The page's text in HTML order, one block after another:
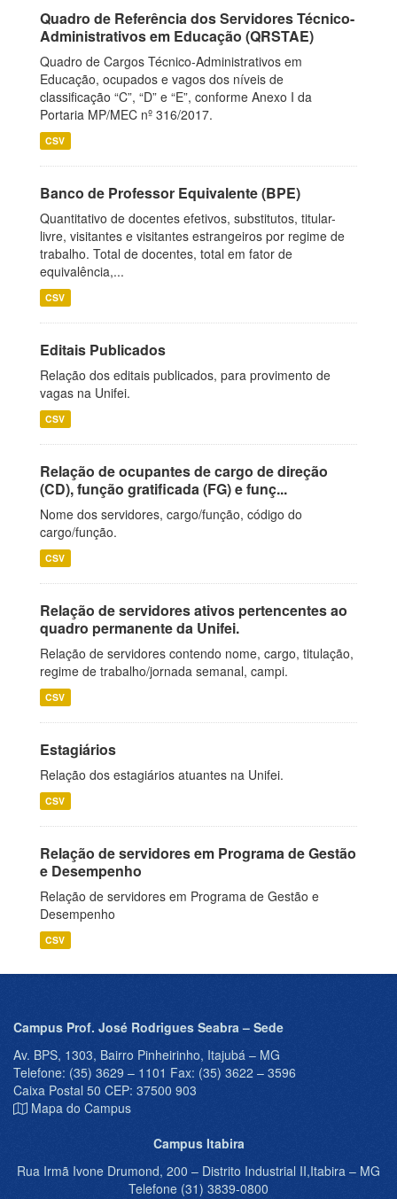
Quadro de Referência dos Servidores Técnico-
Administrativos em Educação (QRSTAE)
Quadro de Cargos Técnico-Administrativos em
Educação, ocupados e vagos dos níveis de
classificação “C”, “D” e “E”, conforme Anexo I da
Portaria MP/MEC nº 316/2017.
CSV
Banco de Professor Equivalente (BPE)
Quantitativo de docentes efetivos, substitutos, titular-
livre, visitantes e visitantes estrangeiros por regime de
trabalho. Total de docentes, total em fator de
equivalência,...
CSV
Editais Publicados
Relação dos editais publicados, para provimento de
vagas na Unifei.
CSV
Relação de ocupantes de cargo de direção
(CD), função gratificada (FG) e funç...
Nome dos servidores, cargo/função, código do
cargo/função.
CSV
Relação de servidores ativos pertencentes ao
quadro permanente da Unifei.
Relação de servidores contendo nome, cargo, titulação,
regime de trabalho/jornada semanal, campi.
CSV
Estagiários
Relação dos estagiários atuantes na Unifei.
CSV
Relação de servidores em Programa de Gestão
e Desempenho
Relação de servidores em Programa de Gestão e
Desempenho
CSV
Campus Prof. José Rodrigues Seabra – Sede
Av. BPS, 1303, Bairro Pinheirinho, Itajubá – MG
Telefone: (35) 3629 – 1101 Fax: (35) 3622 – 3596
Caixa Postal 50 CEP: 37500 903
Mapa do Campus
Campus Itabira
Rua Irmã Ivone Drumond, 200 – Distrito Industrial II,Itabira – MG
Telefone (31) 3839-0800